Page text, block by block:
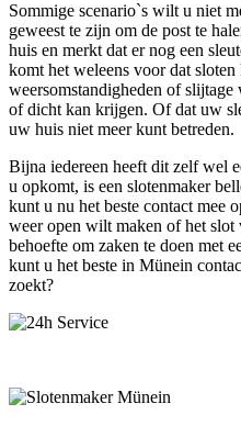
Sommige scenario`s wilt u niet
geweest te zijn om de post te
huis en merkt dat er nog een
komt het weleens voor dat sloten
weersomstandigheden of
of dicht kan krijgen. Of dat uw
uw huis niet meer kunt betreden.
Bijna iedereen heeft dit zelf wel
u opkomt, is een slotenmaker
kunt u nu het beste contact mee
weer open wilt maken of het
behoefte om zaken te doen met
kunt u het beste in Münein
zoekt?